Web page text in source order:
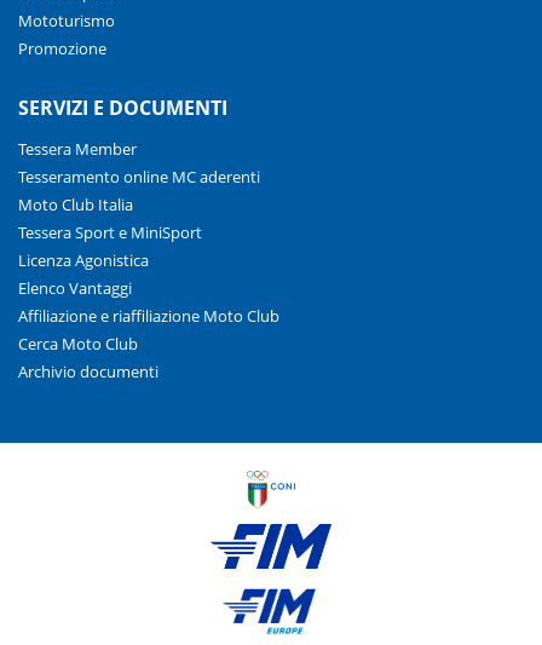
Mototurismo
Promozione
SERVIZI E DOCUMENTI
Tessera Member
Tesseramento online MC aderenti
Moto Club Italia
Tessera Sport e MiniSport
Licenza Agonistica
Elenco Vantaggi
Affiliazione e riaffiliazione Moto Club
Cerca Moto Club
Archivio documenti